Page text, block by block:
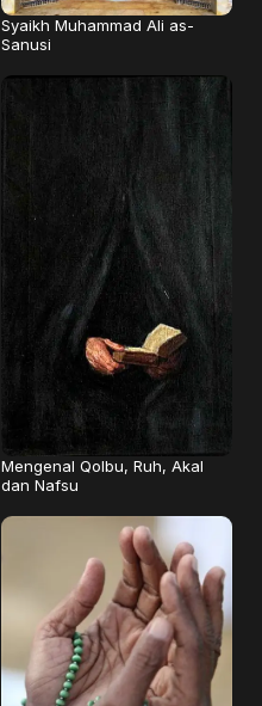
Syaikh Muhammad Ali as-
Sanusi
Mengenal Qolbu, Ruh, Akal
dan Nafsu